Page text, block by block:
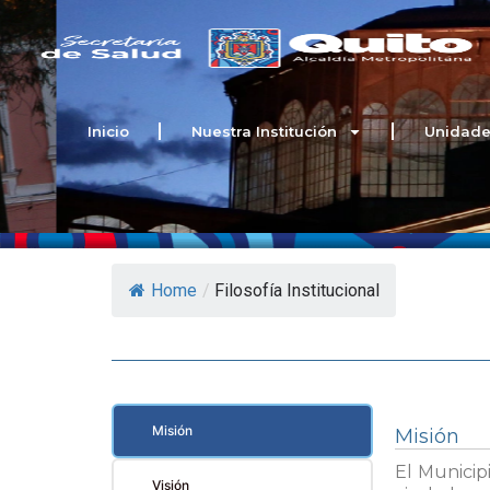
Ir
al
contenido
Inicio Nuestra Institución
Home / Filosofía Institucional
Misión
Visión
Misión
El